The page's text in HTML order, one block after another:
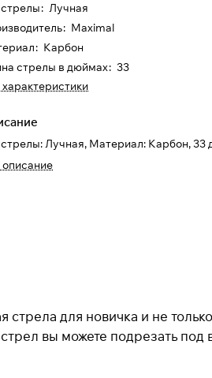
: Лучная
: Maximal
: Карбон
стрелы в дюймах: 33
стрелы: Лучная, Материал: Карбон, 33
описание
для новичка и не
вы можете подрезать под
в корзину
заказавыберите метод оплаты